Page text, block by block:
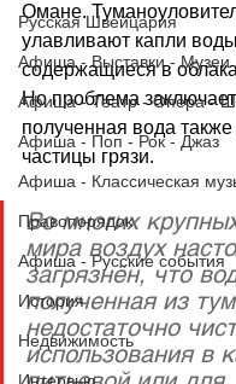
Русская Швейцария
Афиша - Выставки - Музеи
Афиша - Театр - Опера -
Афиша - Поп - Рок - Джаз
Афиша - Классическая
Правопорядок
Афиша - Русские события
История
Недвижимость
Омане.
улавливают капли
содержащиеся в
Но проблема
полученная вода
частицы грязи.
Во многих
мира воздух
загрязнён, что
полученная из
недостаточно
использования в